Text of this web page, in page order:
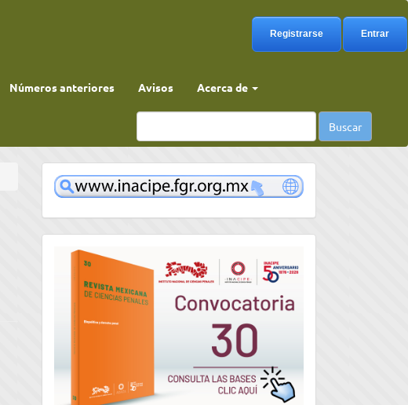
Registrarse Entrar
Números anteriores Avisos Acerca de
Buscar
www
convocatoria